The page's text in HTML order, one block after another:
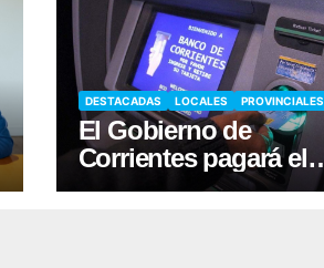
DESTACADAS LOCALES PROVINCIALES
El Gobierno de
Corrientes pagará el
Plus Unificado de